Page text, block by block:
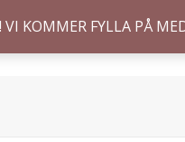
KOMMER FYLLA PÅ